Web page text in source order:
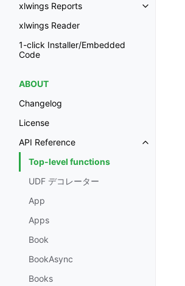
xlwings Reports
xlwings Reader
1-click Installer/Embedded
Code
ABOUT
Changelog
License
API Reference
Top-level functions
UDF デコレーター
App
Apps
Book
BookAsync
Books